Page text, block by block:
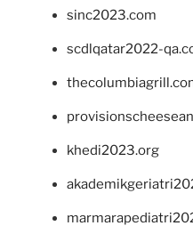
sinc2023.com
scdlqatar2022-
khedi2023.org